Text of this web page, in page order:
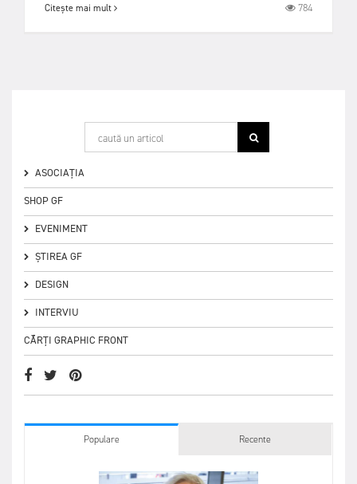
Citește mai mult 784
ASOCIAȚIA
SHOP GF
EVENIMENT
ȘTIREA GF
DESIGN
INTERVIU
CĂRȚI GRAPHIC FRONT
Populare Recente